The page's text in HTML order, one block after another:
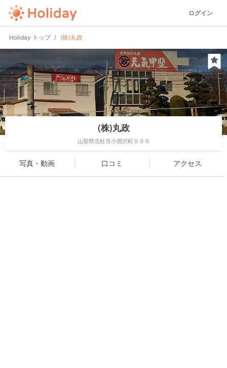
ログイン
Holiday トップ (株)丸政
(株)丸政
山梨県北杜市小淵沢町９９６
写真・動画 口コミ アクセス